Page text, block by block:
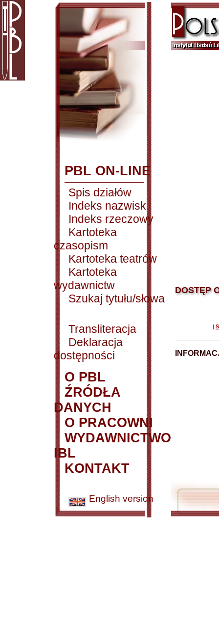
PBL ON-LINE
Spis działów
Indeks nazwisk
Indeks rzeczowy
Kartoteka
czasopism
Kartoteka teatrów
Kartoteka
wydawnictw
Szukaj tytułu/słowa
Transliteracja
Deklaracja
dostępności
O PBL
ŹRÓDŁA
DANYCH
O PRACOWNI
WYDAWNICTWO
IBL
KONTAKT
English version
DOSTĘP
|